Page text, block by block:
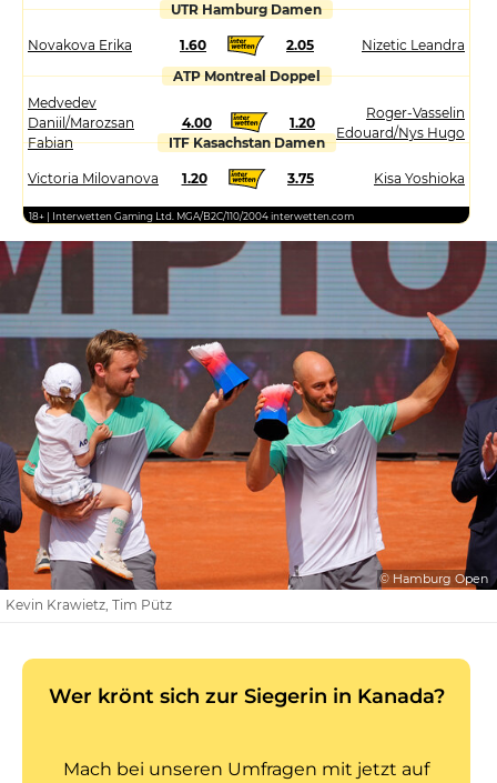
UTR Hamburg Damen
Novakova Erika 1.60 2.05
Nizetic Leandra
ATP Montreal Doppel
Medvedev
Daniil/Marozsan
Fabian
4.00 1.20
Roger-Vasselin
Edouard/Nys Hugo
ITF Kasachstan Damen
Victoria Milovanova 1.20 3.75 Kisa Yoshioka
18+ | Interwetten Gaming Ltd. MGA/B2C/110/2004 interwetten.com
© Hamburg Open
Kevin Krawietz, Tim Pütz